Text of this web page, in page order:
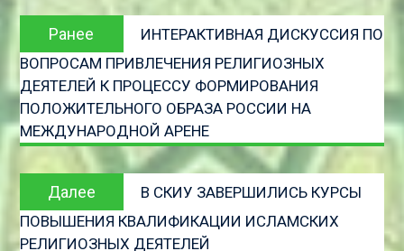
Навигация
записям
Ранее
Предыдущая
запись:
ИНТЕРАКТИВНАЯ ДИСКУССИЯ ПО
ВОПРОСАМ ПРИВЛЕЧЕНИЯ РЕЛИГИОЗНЫХ
ДЕЯТЕЛЕЙ К ПРОЦЕССУ ФОРМИРОВАНИЯ
ПОЛОЖИТЕЛЬНОГО ОБРАЗА РОССИИ НА
МЕЖДУНАРОДНОЙ АРЕНЕ
Далее
Следующая
запись
В СКИУ ЗАВЕРШИЛИСЬ КУРСЫ
ПОВЫШЕНИЯ КВАЛИФИКАЦИИ ИСЛАМСКИХ
РЕЛИГИОЗНЫХ ДЕЯТЕЛЕЙ